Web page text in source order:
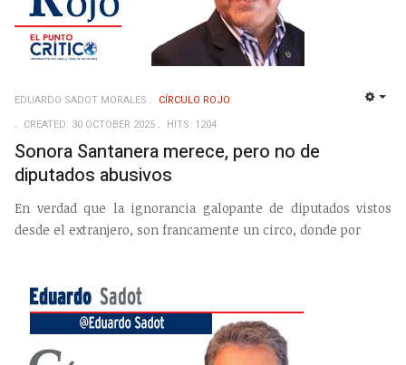
EDUARDO SADOT MORALES
CÍRCULO ROJO
CREATED: 30 OCTOBER 2025
HITS: 1204
Sonora Santanera merece, pero no de
diputados abusivos
En verdad que la ignorancia galopante de diputados vistos
desde el extranjero, son francamente un circo, donde por